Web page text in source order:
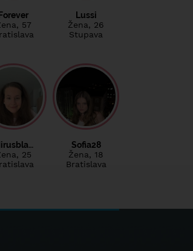
, 57
Lussi
Žena, 26
Stupava
, 25
Sofia28
Žena, 18
Bratislava